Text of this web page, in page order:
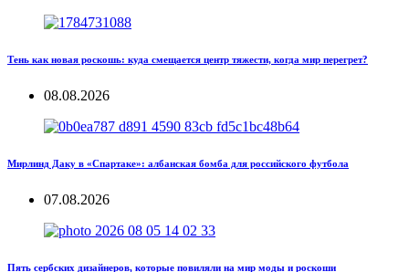
Тень как новая роскошь: куда смещается центр тяжести, когда мир перегрет?
08.08.2026
Мирлинд Даку в «Спартаке»: албанская бомба для российского футбола
07.08.2026
Пять сербских дизайнеров, которые повиляли на мир моды и роскоши